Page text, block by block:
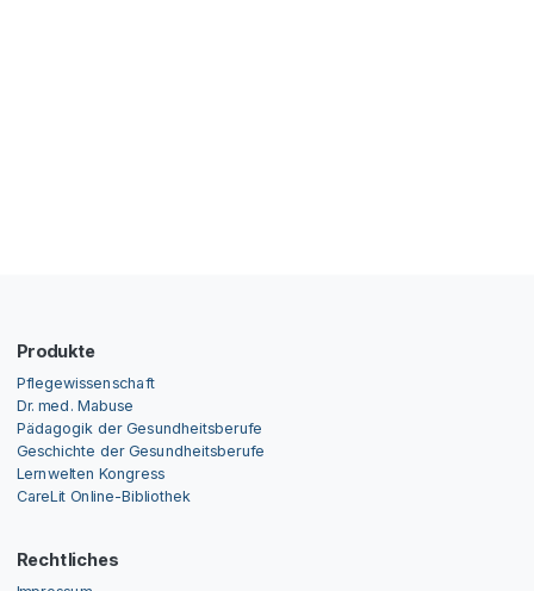
Produkte
Pflegewissenschaft
Dr. med. Mabuse
Pädagogik der Gesundheitsberufe
Geschichte der Gesundheitsberufe
Lernwelten Kongress
CareLit Online-Bibliothek
Rechtliches